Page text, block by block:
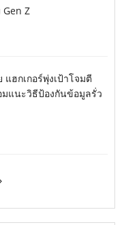
Z
ฮกเกอร์พุ่งเป้าโจมตี
มแนะวิธีป้องกันข้อมูลรั่ว